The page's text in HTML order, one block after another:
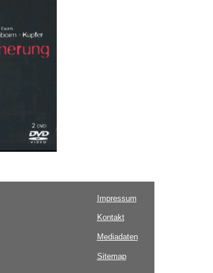
Impressum
Kontakt
Mediadaten
Sitemap